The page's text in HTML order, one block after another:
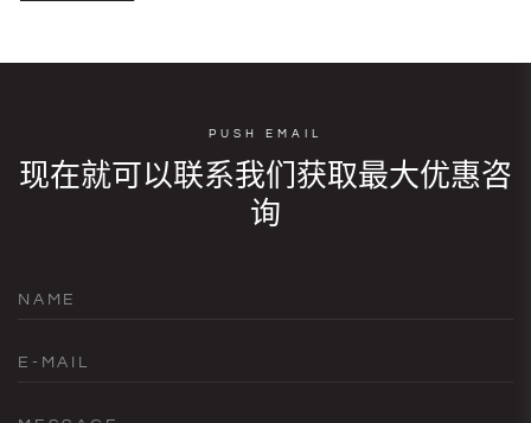
PUSH EMAIL
现在就可以联系我们获取最大优惠咨
询
NAME
E-MAIL